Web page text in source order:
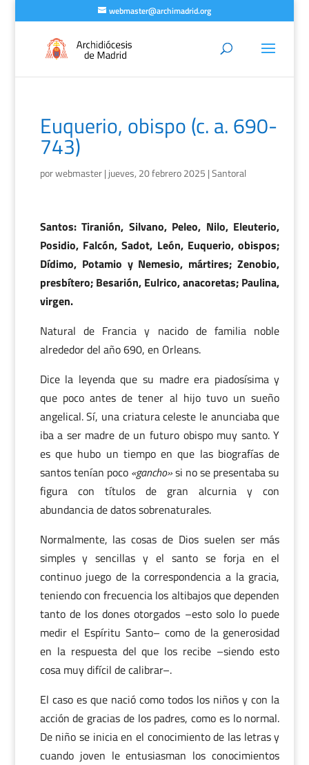
webmaster@archimadrid.org
Euquerio, obispo (c. a. 690-
743)
porwebmaster| jueves, 20 febrero 2025 |Santoral
Santos: Tiranión, Silvano, Peleo, Nilo, Eleuterio,
Posidio, Falcón, Sadot, León, Euquerio, obispos;
Dídimo, Potamio y Nemesio, mártires; Zenobio,
presbítero; Besarión, Eulrico, anacoretas; Paulina,
virgen.
Natural de Francia y nacido de familia noble
alrededor del año 690, en Orleans.
Dice la leyenda que su madre era piadosísima y
que poco antes de tener al hijo tuvo un sueño
angelical. Sí, una criatura celeste le anunciaba que
iba a ser madre de un futuro obispo muy santo. Y
es que hubo un tiempo en que las biografías de
santos tenían poco «gancho»si no se presentaba su
figura con títulos de gran alcurnia y con
abundancia de datos sobrenaturales.
Normalmente, las cosas de Dios suelen ser más
simples y sencillas y el santo se forja en el
continuo juego de la correspondencia a la gracia,
teniendo con frecuencia los altibajos que dependen
tanto de los dones otorgados –esto solo lo puede
medir el Espíritu Santo– como de la generosidad
en la respuesta del que los recibe –siendo esto
cosa muy difícil de calibrar–.
El caso es que nació como todos los niños y con la
acción de gracias de los padres, como es lo normal.
De niño se inicia en el conocimiento de las letras y
cuando joven le entusiasman los conocimientos